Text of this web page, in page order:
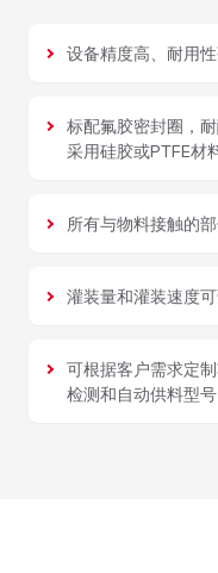
设备精度高、耐用性
标配氟胶密封圈，
采用硅胶或PTFE材
所有与物料接触的
灌装量和灌装速度
可根据客户需求定
检测和自动供料型号